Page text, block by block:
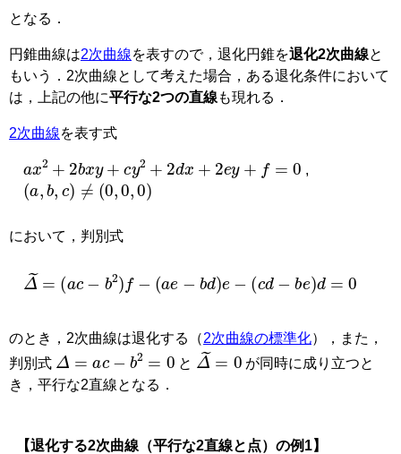
となる．
円錐曲線は2次曲線を表すので，退化円錐を退化2次曲線と
もいう．2次曲線として考えた場合，ある退化条件において
は，上記の他に平行な2つの直線も現れる．
2次曲線を表す式
2 2bx + x + +
,
( b c )≠ 0,0, 0)
において，判別式
Δ˜ a )f− a −b −( cd e d=
のとき，2次曲線は退化する（2次曲線の標準化），また，
判別式
Δ =0
と
Δ˜
が同時に成り立つと
き，平行な2直線となる．
【退化する2次曲線（平行な2直線と点）の例1】